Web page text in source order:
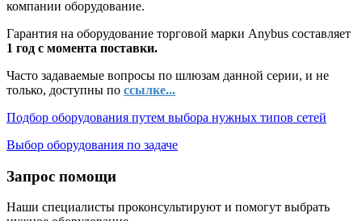
компании оборудование.
Гарантия на оборудование торговой марки Anybus составляет
1 год с момента поставки.
Часто задаваемые вопросы по шлюзам данной серии, и не
только, доступны по ссылке...
Подбор оборудования путем выбора нужных типов сетей
Выбор оборудования по задаче
Запрос помощи
Наши специалисты проконсультируют и помогут выбрать